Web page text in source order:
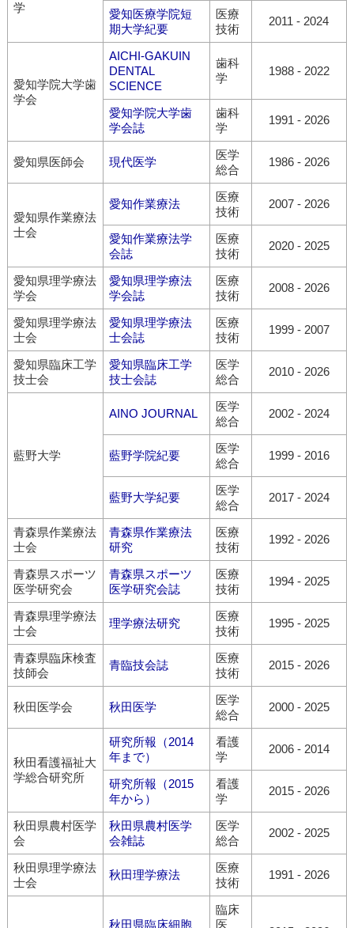
学
愛知医療学院短
期大学紀要
医療
技術
2011 - 2024
愛知学院大学歯
学会
AICHI-GAKUIN
DENTAL
SCIENCE
歯科
学
1988- 2022
愛知学院大学歯
学会誌
歯科
学
1991 - 2026
愛知県医師会 現代医学
医学
総合
1986- 2026
愛知県作業療法
士会
愛知作業療法
医療
技術
2007- 2026
愛知作業療法学
会誌
医療
技術
2020- 2025
愛知県理学療法
学会
愛知県理学療法
学会誌
医療
技術
2008- 2026
愛知県理学療法
士会
愛知県理学療法
士会誌
医療
技術
1999- 2007
愛知県臨床工学
技士会
愛知県臨床工学
技士会誌
医学
総合
2010- 2026
藍野大学
AINO JOURNAL
医学
総合
2002- 2024
藍野学院紀要
医学
総合
1999- 2016
藍野大学紀要
医学
総合
2017- 2024
青森県作業療法
士会
青森県作業療法
研究
医療
技術
1992- 2026
青森県スポーツ
医学研究会
青森県スポーツ
医学研究会誌
医療
技術
1994- 2025
青森県理学療法
士会
理学療法研究
医療
技術
1995- 2025
青森県臨床検査
技師会
青臨技会誌
医療
技術
2015- 2026
秋田医学会 秋田医学
医学
総合
2000- 2025
秋田看護福祉大
学総合研究所
研究所報（2014
年まで）
看護
学
2006- 2014
研究所報（2015
年から）
看護
学
2015- 2026
秋田県農村医学
会
秋田県農村医学
会雑誌
医学
総合
2002- 2025
秋田県理学療法
士会
秋田理学療法
医療
技術
1991 - 2026
秋田県臨床細胞
臨床
医